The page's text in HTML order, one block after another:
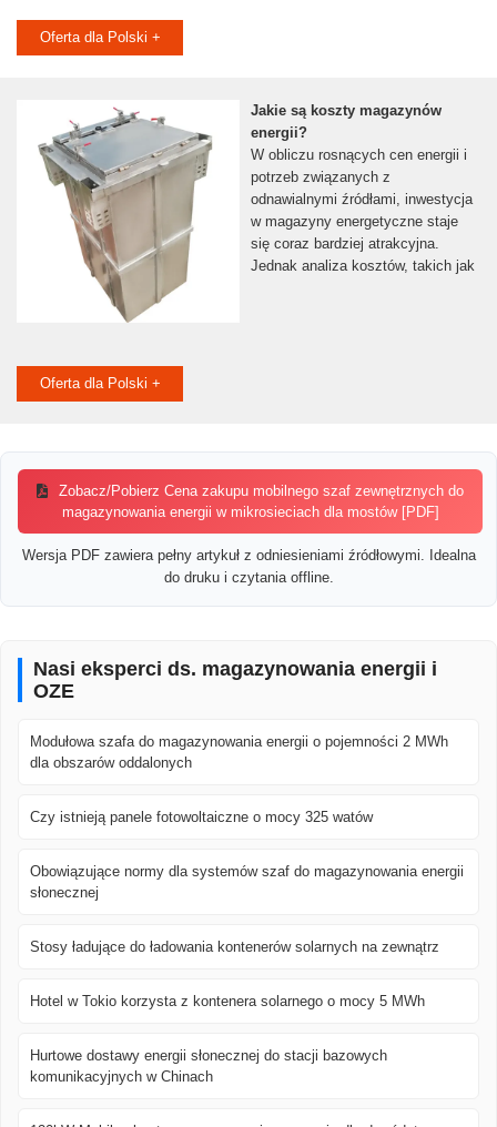
Oferta dla Polski +
Jakie są koszty magazynów
energii?
W obliczu rosnących cen energii i
potrzeb związanych z
odnawialnymi źródłami, inwestycja
w magazyny energetyczne staje
się coraz bardziej atrakcyjna.
Jednak analiza kosztów, takich jak
Oferta dla Polski +
Zobacz/Pobierz Cena zakupu mobilnego szaf zewnętrznych do
magazynowania energii w mikrosieciach dla mostów [PDF]
Wersja PDF zawiera pełny artykuł z odniesieniami źródłowymi. Idealna
do druku i czytania offline.
Nasi eksperci ds. magazynowania energii i
OZE
Modułowa szafa do magazynowania energii o pojemności 2 MWh
dla obszarów oddalonych
Czy istnieją panele fotowoltaiczne o mocy 325 watów
Obowiązujące normy dla systemów szaf do magazynowania energii
słonecznej
Stosy ładujące do ładowania kontenerów solarnych na zewnątrz
Hotel w Tokio korzysta z kontenera solarnego o mocy 5 MWh
Hurtowe dostawy energii słonecznej do stacji bazowych
komunikacyjnych w Chinach